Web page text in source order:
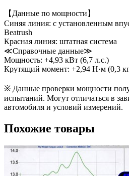
【Данные по мощности】
Синяя линия: с установленным
Beatrush
Красная линия: штатная система
≪Справочные данные≫
Мощность: +4,93 кВт (6,7 л.с.)
Крутящий момент: +2,94 Н·м (0,3
※ Данные проверки мощности
испытаний. Могут отличаться в
автомобиля и условий измерений.
Похожие товары